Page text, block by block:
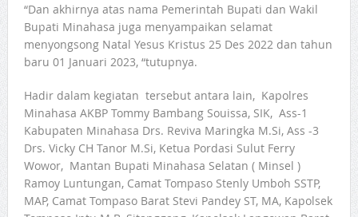
“Dan akhirnya atas nama Pemerintah Bupati dan Wakil
Bupati Minahasa juga menyampaikan selamat
menyongsong Natal Yesus Kristus 25 Des 2022 dan tahun
baru 01 Januari 2023, “tutupnya.
Hadir dalam kegiatan tersebut antara lain, Kapolres
Minahasa AKBP Tommy Bambang Souissa, SIK, Ass-1
Kabupaten Minahasa Drs. Reviva Maringka M.Si, Ass -3
Drs. Vicky CH Tanor M.Si, Ketua Pordasi Sulut Ferry
Wowor, Mantan Bupati Minahasa Selatan ( Minsel )
Ramoy Luntungan, Camat Tompaso Stenly Umboh SSTP,
MAP, Camat Tompaso Barat Stevi Pandey ST, MA, Kapolsek